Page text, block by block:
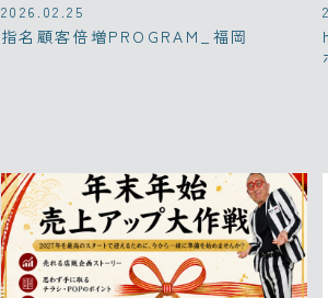
2026.02.25
指名顧客倍増PROGRAM_福岡